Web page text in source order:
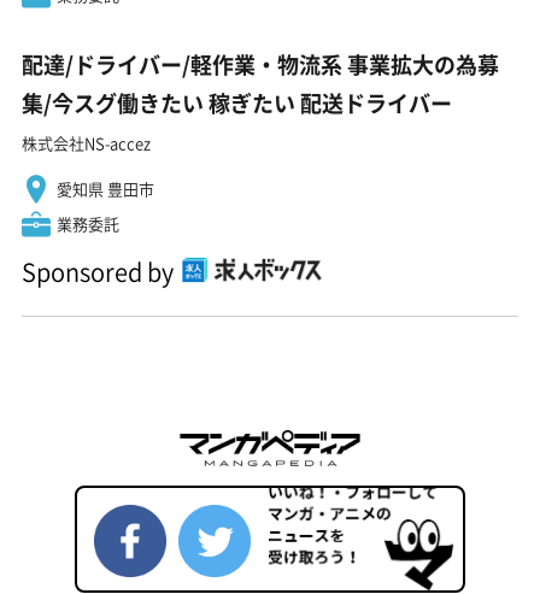
配達/ドライバー/軽作業・物流系 事業拡大の為募
集/今スグ働きたい 稼ぎたい 配送ドライバー
株式会社NS-accez
愛知県 豊田市
業務委託
Sponsored by